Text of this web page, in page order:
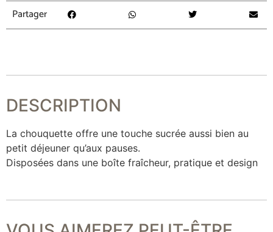
Partager
DESCRIPTION
La chouquette offre une touche sucrée aussi bien au
petit déjeuner qu’aux pauses.
Disposées dans une boîte fraîcheur, pratique et design